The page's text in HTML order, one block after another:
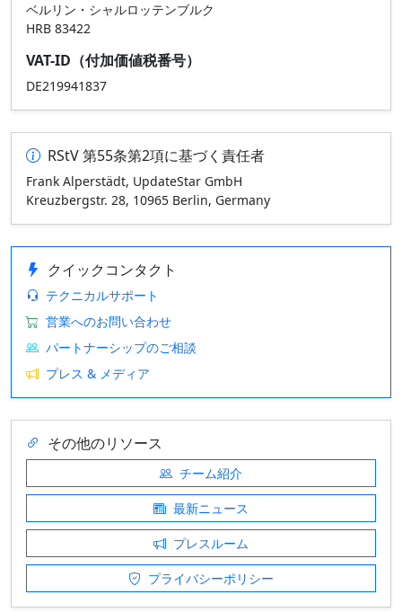
ベルリン・シャルロッテンブルク
HRB 83422
VAT-ID（付加価値税番号）
DE219941837
RStV 第55条第2項に基づく責任者
Frank Alperstädt, UpdateStar GmbH
Kreuzbergstr. 28, 10965 Berlin, Germany
クイックコンタクト
テクニカルサポート
営業へのお問い合わせ
パートナーシップのご相談
プレス & メディア
その他のリソース
チーム紹介
最新ニュース
プレスルーム
プライバシーポリシー